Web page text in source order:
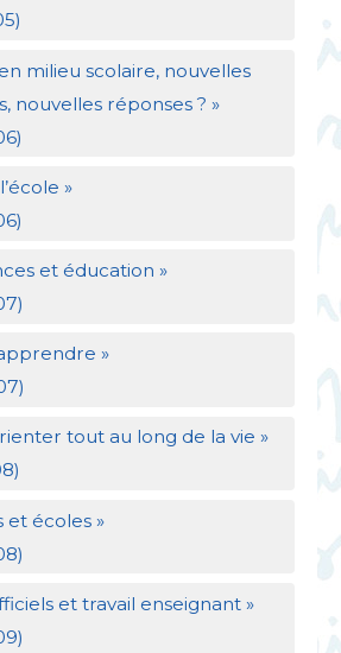
milieu scolaire, nouvelles
nouvelles réponses ? »
»
et éducation »
»
tout au long de la vie »
et écoles »
et travail enseignant »